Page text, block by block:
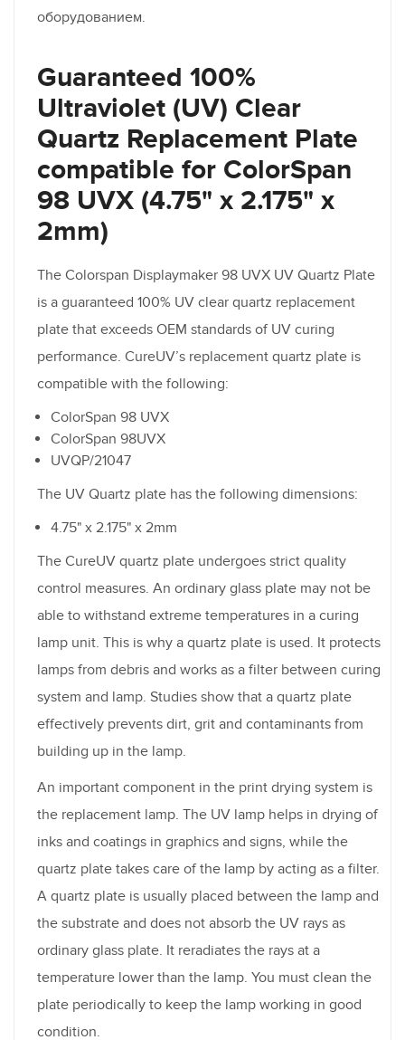
оборудованием.
Guaranteed 100%
Ultraviolet (UV) Clear
Quartz Replacement Plate
compatible for ColorSpan
98 UVX (4.75" x 2.175" x
2mm)
The Colorspan Displaymaker 98 UVX UV Quartz Plate
is a guaranteed 100% UV clear quartz replacement
plate that exceeds OEM standards of UV curing
performance. CureUV’s replacement quartz plate is
compatible with the following:
ColorSpan 98 UVX
ColorSpan 98UVX
UVQP/21047
The UV Quartz plate has the following dimensions:
4.75" x 2.175" x 2mm
The CureUV quartz plate undergoes strict quality
control measures. An ordinary glass plate may not be
able to withstand extreme temperatures in a curing
lamp unit. This is why a quartz plate is used. It protects
lamps from debris and works as a filter between curing
system and lamp. Studies show that a quartz plate
effectively prevents dirt, grit and contaminants from
building up in the lamp.
An important component in the print drying system is
the replacement lamp. The UV lamp helps in drying of
inks and coatings in graphics and signs, while the
quartz plate takes care of the lamp by acting as a filter.
A quartz plate is usually placed between the lamp and
the substrate and does not absorb the UV rays as
ordinary glass plate. It reradiates the rays at a
temperature lower than the lamp. You must clean the
plate periodically to keep the lamp working in good
condition.